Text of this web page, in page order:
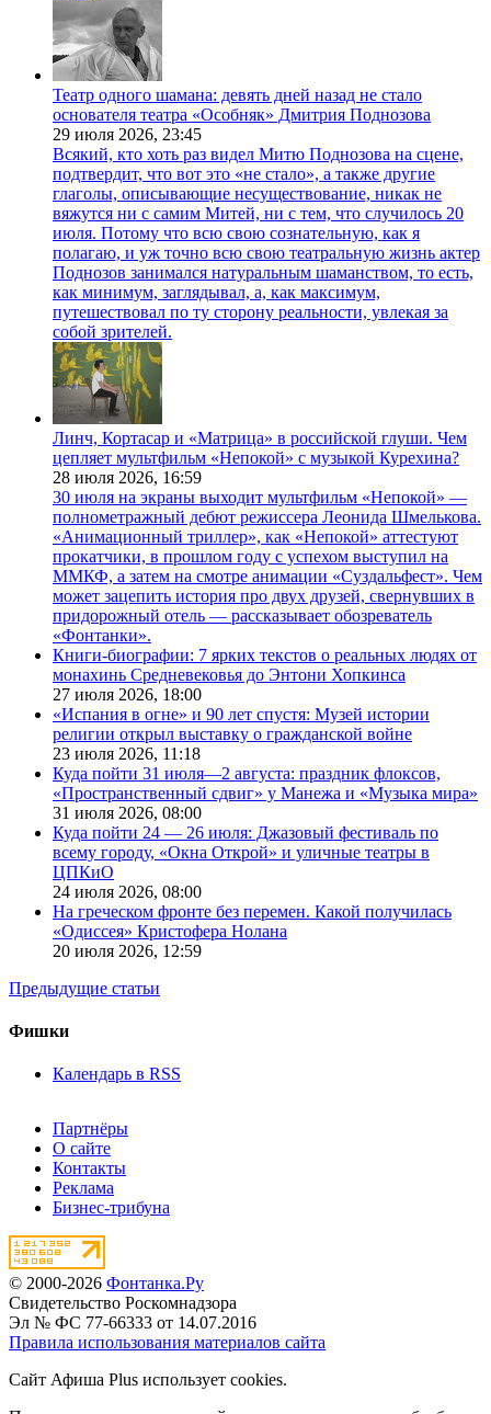
Театр одного шамана: девять дней назад не стало
основателя театра «Особняк» Дмитрия Поднозова
29 июля 2026, 23:45
Всякий, кто хоть раз видел Митю Поднозова на сцене,
подтвердит, что вот это «не стало», а также другие
глаголы, описывающие несуществование, никак не
вяжутся ни с самим Митей, ни с тем, что случилось 20
июля. Потому что всю свою сознательную, как я
полагаю, и уж точно всю свою театральную жизнь актер
Поднозов занимался натуральным шаманством, то есть,
как минимум, заглядывал, а, как максимум,
путешествовал по ту сторону реальности, увлекая за
собой зрителей.
Линч, Кортасар и «Матрица» в российской глуши. Чем
цепляет мультфильм «Непокой» с музыкой Курехина?
28 июля 2026, 16:59
30 июля на экраны выходит мультфильм «Непокой» —
полнометражный дебют режиссера Леонида Шмелькова.
«Анимационный триллер», как «Непокой» аттестуют
прокатчики, в прошлом году с успехом выступил на
ММКФ, а затем на смотре анимации «Суздальфест». Чем
может зацепить история про двух друзей, свернувших в
придорожный отель — рассказывает обозреватель
«Фонтанки».
Книги-биографии: 7 ярких текстов о реальных людях от
монахинь Средневековья до Энтони Хопкинса
27 июля 2026, 18:00
«Испания в огне» и 90 лет спустя: Музей истории
религии открыл выставку о гражданской войне
23 июля 2026, 11:18
Куда пойти 31 июля—2 августа: праздник флоксов,
«Пространственный сдвиг» у Манежа и «Музыка мира»
31 июля 2026, 08:00
Куда пойти 24 — 26 июля: Джазовый фестиваль по
всему городу, «Окна Открой» и уличные театры в
ЦПКиО
24 июля 2026, 08:00
На греческом фронте без перемен. Какой получилась
«Одиссея» Кристофера Нолана
20 июля 2026, 12:59
Предыдущие статьи
Фишки
Календарь в RSS
Партнёры
О сайте
Контакты
Реклама
Бизнес-трибуна
© 2000-2026 Фонтанка.Ру
Свидетельство Роскомнадзора
Эл № ФС 77-66333 от 14.07.2016
Правила использования материалов сайта
Сайт Афиша Plus использует cookies.